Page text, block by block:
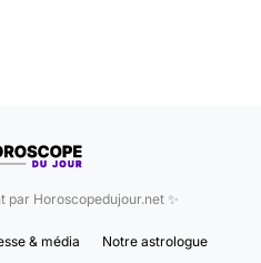
par Horoscopedujour.net ✨
& média
Notre astrologue